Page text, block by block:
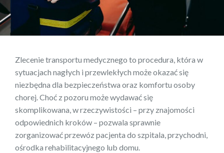
Zlecenie transportu medycznego to procedura, która w
sytuacjach nagłych i przewlekłych może okazać się
niezbędna dla bezpieczeństwa oraz komfortu osoby
chorej. Choć z pozoru może wydawać się
skomplikowana, w rzeczywistości – przy znajomości
odpowiednich kroków – pozwala sprawnie
zorganizować przewóz pacjenta do szpitala, przychodni,
ośrodka rehabilitacyjnego lub domu.